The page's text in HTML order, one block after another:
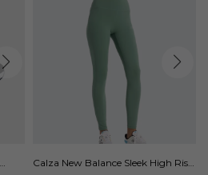
Calza New Balance Sleek High Rise